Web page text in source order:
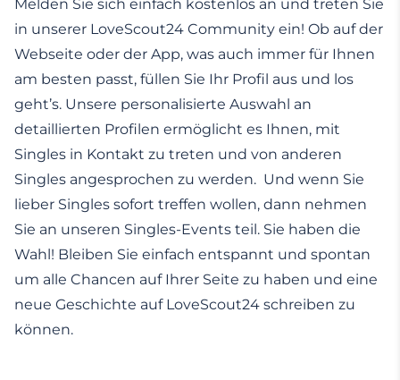
Melden Sie sich einfach kostenlos an und treten Sie
in unserer LoveScout24 Community ein! Ob auf der
Webseite oder der App, was auch immer für Ihnen
am besten passt, füllen Sie Ihr Profil aus und los
geht’s. Unsere personalisierte Auswahl an
detaillierten Profilen ermöglicht es Ihnen, mit
Singles in Kontakt zu treten und von anderen
Singles angesprochen zu werden. Und wenn Sie
lieber Singles sofort treffen wollen, dann nehmen
Sie an unseren Singles-Events teil. Sie haben die
Wahl! Bleiben Sie einfach entspannt und spontan
um alle Chancen auf Ihrer Seite zu haben und eine
neue Geschichte auf LoveScout24 schreiben zu
können.